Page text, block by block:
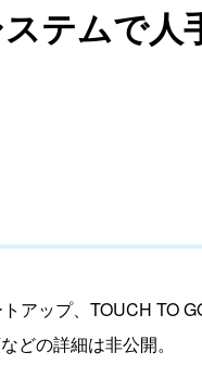
テムで人
アップ、TOUCH TO
どの詳細は非公開。